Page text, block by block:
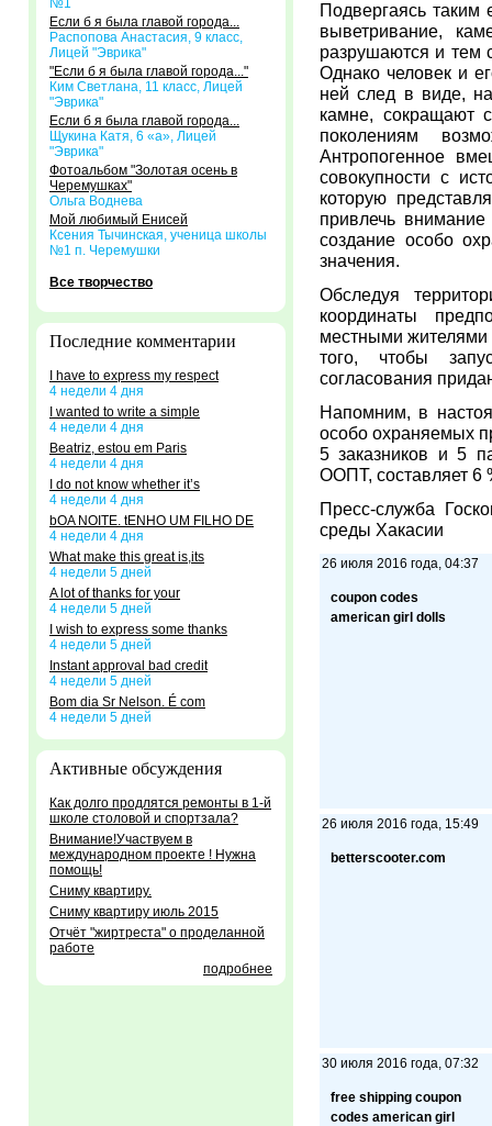
№1
Если б я была главой города...
Распопова Анастасия, 9 класс,
Лицей "Эврика"
"Если б я была главой города..."
Ким Светлана, 11 класс, Лицей
"Эврика"
Если б я была главой города...
Щукина Катя, 6 «а», Лицей
"Эврика"
Фотоальбом "Золотая осень в
Черемушках"
Ольга Воднева
Мой любимый Енисей
Ксения Тычинская, ученица школы
№1 п. Черемушки
Все творчество
Последние комментарии
I have to express my respect
4 недели 4 дня
I wanted to write a simple
4 недели 4 дня
Beatriz, estou em Paris
4 недели 4 дня
I do not know whether it’s
4 недели 4 дня
bOA NOITE. tENHO UM FILHO DE
4 недели 4 дня
What make this great is,its
4 недели 5 дней
A lot of thanks for your
4 недели 5 дней
I wish to express some thanks
4 недели 5 дней
Instant approval bad credit
4 недели 5 дней
Bom dia Sr Nelson. É com
4 недели 5 дней
Активные обсуждения
Как долго продлятся ремонты в 1-й
школе столовой и спортзала?
Внимание!Участвуем в
международном проекте ! Нужна
помощь!
Сниму квартиру.
Сниму квартиру июль 2015
Отчёт "жиртреста" о проделанной
работе
подробнее
Подвергаясь
выветривание,
разрушаются и тем
Однако человек и
ней след в виде,
камне, сокращают
поколениям
Антропогенное
совокупности с
которую
привлечь внимание
создание особо
значения.
Обследуя
координаты
местными
того, чтобы
согласования
Напомним, в
особо охраняемых
5 заказников и 5
ООПТ, составляет 6
Пресс-служба
среды Хакасии
26 июля 2016 года, 04:37
coupon codes
american girl dolls
26 июля 2016 года, 15:49
betterscooter.com
30 июля 2016 года, 07:32
free shipping coupon
codes american girl